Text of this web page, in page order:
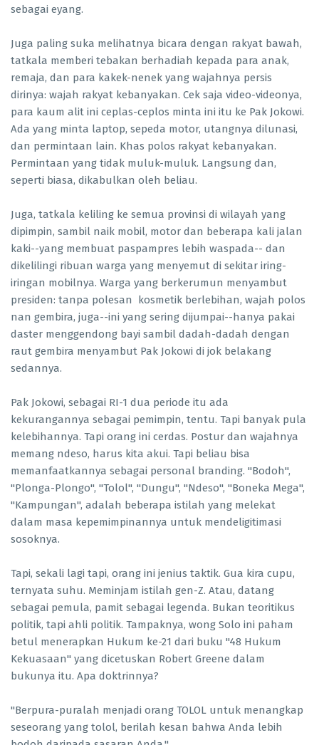
sebagai eyang.
Juga paling suka melihatnya bicara dengan rakyat bawah,
tatkala memberi tebakan berhadiah kepada para anak,
remaja, dan para kakek-nenek yang wajahnya persis
dirinya: wajah rakyat kebanyakan. Cek saja video-videonya,
para kaum alit ini ceplas-ceplos minta ini itu ke Pak Jokowi.
Ada yang minta laptop, sepeda motor, utangnya dilunasi,
dan permintaan lain. Khas polos rakyat kebanyakan.
Permintaan yang tidak muluk-muluk. Langsung dan,
seperti biasa, dikabulkan oleh beliau.
Juga, tatkala keliling ke semua provinsi di wilayah yang
dipimpin, sambil naik mobil, motor dan beberapa kali jalan
kaki--yang membuat paspampres lebih waspada-- dan
dikelilingi ribuan warga yang menyemut di sekitar iring-
iringan mobilnya. Warga yang berkerumun menyambut
presiden: tanpa polesan kosmetik berlebihan, wajah polos
nan gembira, juga--ini yang sering dijumpai--hanya pakai
daster menggendong bayi sambil dadah-dadah dengan
raut gembira menyambut Pak Jokowi di jok belakang
sedannya.
Pak Jokowi, sebagai RI-1 dua periode itu ada
kekurangannya sebagai pemimpin, tentu. Tapi banyak pula
kelebihannya. Tapi orang ini cerdas. Postur dan wajahnya
memang ndeso, harus kita akui. Tapi beliau bisa
memanfaatkannya sebagai personal branding. "Bodoh",
"Plonga-Plongo", "Tolol", "Dungu", "Ndeso", "Boneka Mega",
"Kampungan", adalah beberapa istilah yang melekat
dalam masa kepemimpinannya untuk mendeligitimasi
sosoknya.
Tapi, sekali lagi tapi, orang ini jenius taktik. Gua kira cupu,
ternyata suhu. Meminjam istilah gen-Z. Atau, datang
sebagai pemula, pamit sebagai legenda. Bukan teoritikus
politik, tapi ahli politik. Tampaknya, wong Solo ini paham
betul menerapkan Hukum ke-21 dari buku "48 Hukum
Kekuasaan" yang dicetuskan Robert Greene dalam
bukunya itu. Apa doktrinnya?
"Berpura-puralah menjadi orang TOLOL untuk menangkap
seseorang yang tolol, berilah kesan bahwa Anda lebih